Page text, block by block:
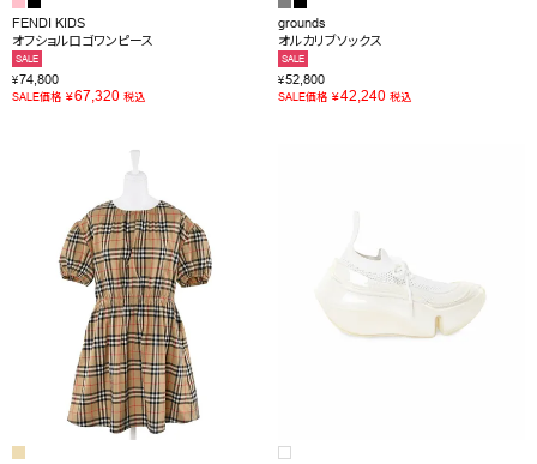
FENDI KIDS
オフショルロゴワンピース
SALE
¥74,800
SALE価格 ¥67,320 税込
grounds
オルカリブソックス
SALE
¥52,800
SALE価格 ¥42,240 税込